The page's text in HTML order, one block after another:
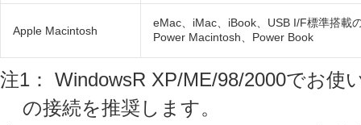
Apple Macintosh
eMac、iMac、iBook、USB I/F標準搭載
Power Macintosh、Power Book
注1： WindowsR XP/ME/98/2000でお
の接続を推奨します。